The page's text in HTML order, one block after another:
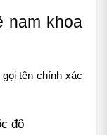
nam khoa
tên chính xác
độ